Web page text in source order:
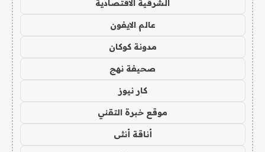
الشرقية الاقتصادية
عالم الايفون
مدونة كوكان
صحيفة نهج
كار نيوز
موقع خبرة التقني
أناقة أنثى